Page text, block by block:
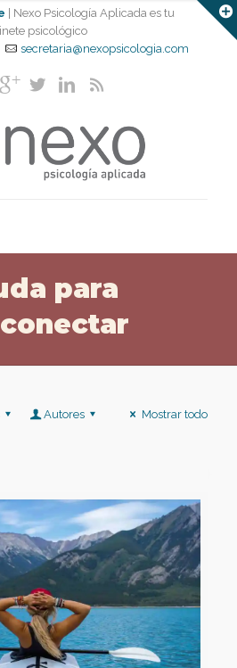
| Nexo Psicología Aplicada es tu
psicológico
secretaria@nexopsicologia.com
para
Autores Mostrar todo